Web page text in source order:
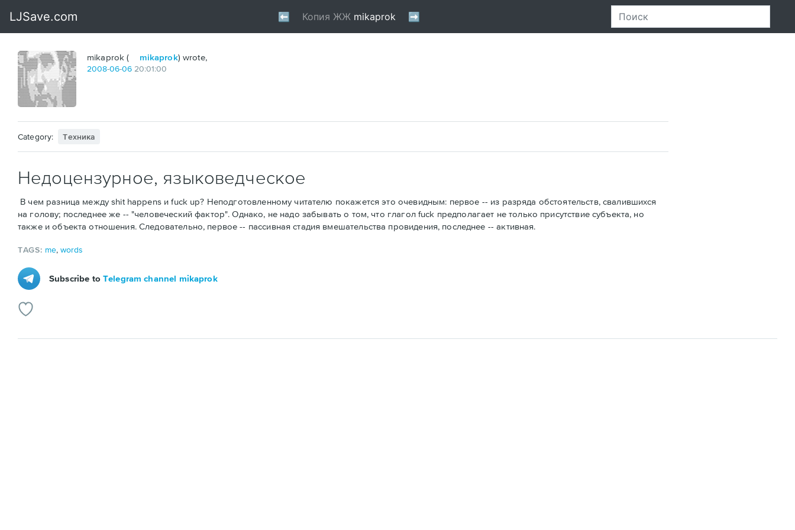
mikaprok ( mikaprok) wrote,
2008-06-06 20:01:00
Category: Техника
Недоцензурное, языковедческое
В чем разница между shit happens и fuck up? Неподготовленному читателю покажется это очевидным: первое -- из разряда обстоятельств, свалившихся
на голову; последнее же -- "человеческий фактор". Однако, не надо забывать о том, что глагол fuck предполагает не только присутствие субъекта, но
также и объекта отношения. Следовательно, первое -- пассивная стадия вмешательства провидения, последнее -- активная.
TAGS: me,words
Subscribe to Telegram channel mikaprok